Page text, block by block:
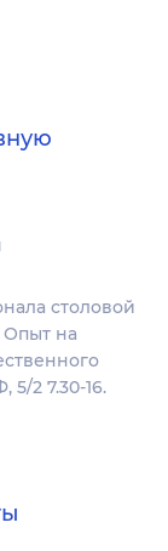
столовой
Опыт на
2 7.30-16.